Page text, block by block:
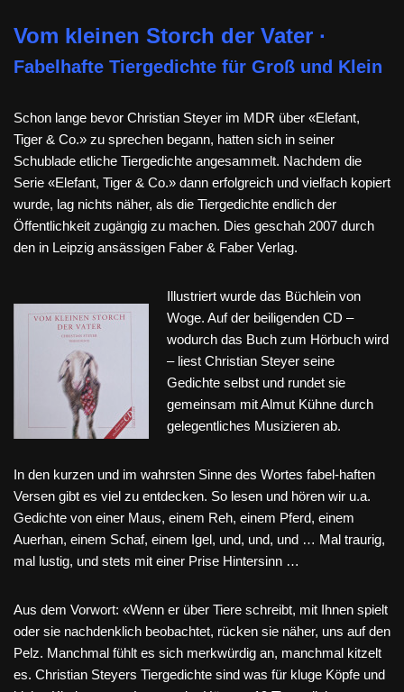
Vom kleinen Storch der Vater ·
Fabelhafte Tiergedichte für Groß und Klein
Schon lange bevor Christian Steyer im MDR über «Elefant,
Tiger & Co.» zu sprechen begann, hatten sich in seiner
Schublade etliche Tiergedichte angesammelt. Nachdem die
Serie «Elefant, Tiger & Co.» dann erfolgreich und vielfach kopiert
wurde, lag nichts näher, als die Tiergedichte endlich der
Öffentlichkeit zugängig zu machen. Dies geschah 2007 durch
den in Leipzig ansässigen Faber & Faber Verlag.
Illustriert wurde das Büchlein von
Woge. Auf der beiligenden CD –
wodurch das Buch zum Hörbuch wird
– liest Christian Steyer seine
Gedichte selbst und rundet sie
gemeinsam mit Almut Kühne durch
gelegentliches Musizieren ab.
In den kurzen und im wahrsten Sinne des Wortes fabel-haften
Versen gibt es viel zu entdecken. So lesen und hören wir u.a.
Gedichte von einer Maus, einem Reh, einem Pferd, einem
Auerhan, einem Schaf, einem Igel, und, und, und … Mal traurig,
mal lustig, und stets mit einer Prise Hintersinn …
Aus dem Vorwort: «Wenn er über Tiere schreibt, mit Ihnen spielt
oder sie nachdenklich beobachtet, rücken sie näher, uns auf den
Pelz. Manchmal fühlt es sich merkwürdig an, manchmal kitzelt
es. Christian Steyers Tiergedichte sind was für kluge Köpfe und